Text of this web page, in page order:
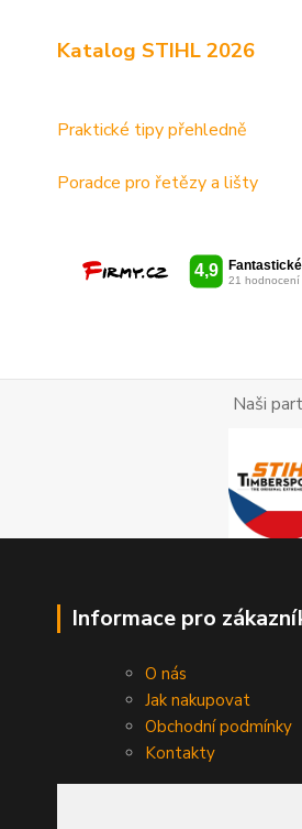
Katalog STIHL 2026
Praktické tipy přehledně
Poradce pro řetězy a lišty
Naši
Informace pro
O nás
Jak nakupovat
Obchodní podmínky
Kontakty